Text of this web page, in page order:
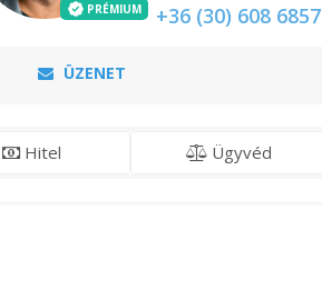
PRÉMIUM +36 (30) 608 6857
ÜZENET
Hitel Ügyvéd